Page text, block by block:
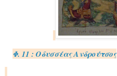
Φ. 11 : Οδυσσέας Ανδρούτσος